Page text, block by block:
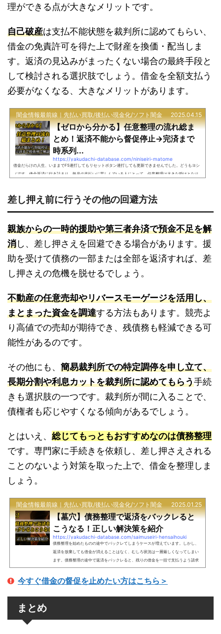
理ができる点が大きなメリットです。
自己破産は支払不能状態を裁判所に認めてもらい、
借金の免責許可を得た上で財産を換価・配当しま
す。返済の見込みがまったくない場合の最終手段と
して検討される選択肢でしょう。借金を全額支払う
必要がなくなる、大きなメリットがあります。
闇金情報最前線｜先払い買取/後払い現金化/ソフト闇金 2025.04.15
【ゼロから分かる】任意整理の流れ総ま
とめ！返済不能から督促停止→完済まで
時系列...
https://yakudachi-database.com/niniseiri-matome
借金だらけの人生、いままでF5連打してもリセットボタン連打しても更新できませんでした。どうもヨシ
ノです。借金返済に行き詰まり、毎月の支払いに苦しんでいる人にとって、任意整理は大きな助けとなり
的な流れ、注意点まで徹底解説します。返済不能状態から完済までの道筋を時系列で把握し、解決への第
差し押え前に行うその他の回避方法
親族からの一時的援助や第三者弁済で預金不足を解
消し、差し押さえを回避できる場合があります。援
助を受けて債務の一部または全部を返済すれば、差
し押さえの危機を脱せるでしょう。
不動産の任意売却やリバースモーゲージを活用し、
まとまった資金を調達する方法もあります。競売よ
り高値での売却が期待でき、残債務も軽減できる可
能性があるのです。
その他にも、 簡易裁判所での特定調停を申し立て、
長期分割や利息カットを裁判所に認めてもらう手続
きも選択肢の一つです。裁判所が間に入ることで、
債権者も応じやすくなる傾向があるでしょう。
とはいえ、 総じてもっともおすすめなのは債務整理
です。専門家に手続きを依頼し、差し押さえされる
ことのないよう対策を取った上で、借金を整理しま
しょう。
闇金情報最前線｜先払い買取/後払い現金化/ソフト闇金 2025.01.25
【墓穴】債務整理で返済をバックレると
こうなる！正しい解決策を紹介
https://yakudachi-database.com/saimuseiri-hensaihouki
債務整理を始めたものの途中でバックレてしまうケースが増えています。しかし、
返済を放棄しても借金が消えることはなく、むしろ状況は一層厳しくなってしまい
ます。債務整理の途中で返済をバックレると、残りの借金を一括で支払うよう請求
されたり、給与や預金が差し押さえられたりする可能性があるのです。このような
事態を避けるためには、最初から自分の収入に合った債務整理の方法を選ぶことが
大切です。今回は債務整理で返済をバックレた場合の実態と、確実に借金を解決で
今すぐ借金の督促を止めたい方はこちら＞
まとめ